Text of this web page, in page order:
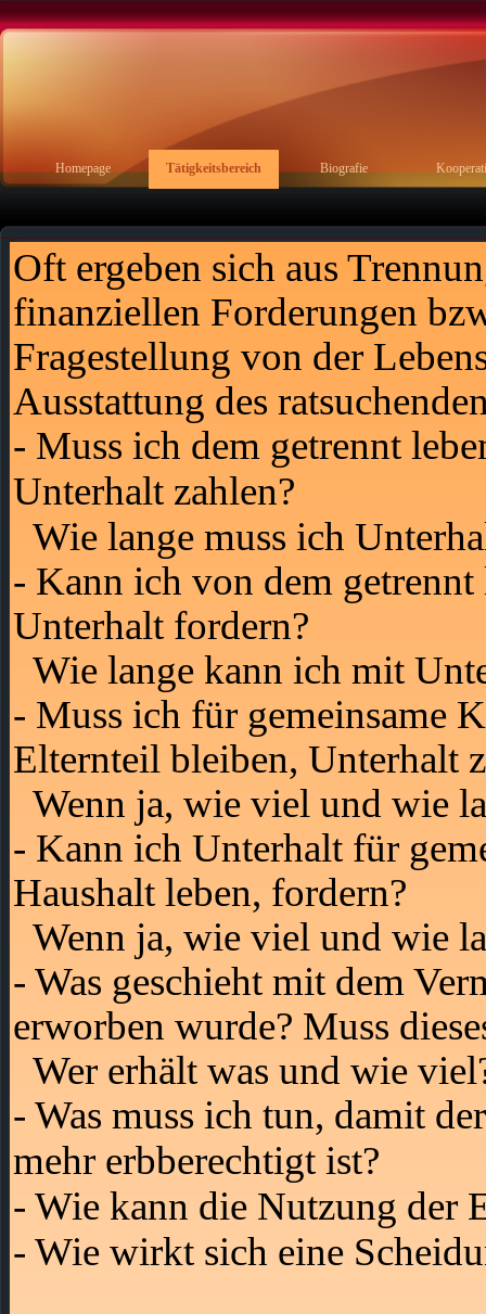
Homepage Tätigkeitsbereich Biografie
Oft ergeben sich aus
finanziellen Forderungen
Fragestellung von der
Ausstattung des
- Muss ich dem getrennt
Unterhalt zahlen?
Wie lange muss ich
- Kann ich von dem getrennt
Unterhalt fordern?
Wie lange kann ich mit
- Muss ich für gemeinsame
Elternteil bleiben, Unterhalt
Wenn ja, wie viel und wie
- Kann ich Unterhalt für
Haushalt leben, fordern?
Wenn ja, wie viel und wie
- Was geschieht mit dem
erworben wurde? Muss
Wer erhält was und wie
- Was muss ich tun, damit
mehr erbberechtigt ist?
- Wie kann die Nutzung der
- Wie wirkt sich eine